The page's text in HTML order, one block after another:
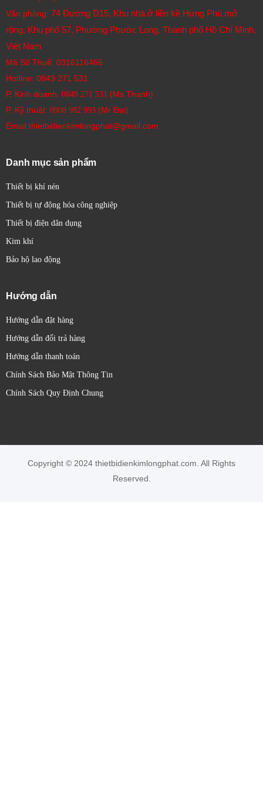
Văn phòng: 74 Đường D15, Khu nhà ở liền kề Hưng Phú mở
rộng, Khu phố 57, Phường Phước Long, Thành phố Hồ Chí Minh,
Việt Nam
Mã Số Thuế: 0316116466
Hotline: 0849 271 531
P. Kinh doanh: 0849 271 531 (Ms Thanh)
P. Kỹ thuật: 0908 982 993​ (Mr Đại)
Email:thietbidienkimlongphat@gmail.com
Danh mục sản phẩm
Thiết bị khí nén
Thiết bị tự động hóa công nghiệp
Thiết bị điện dân dụng
Kim khí
Bảo hộ lao động
Hướng dẫn
Hướng dẫn đặt hàng
Hướng dẫn đổi trả hàng
Hướng dẫn thanh toán
Chính Sách Bảo Mật Thông Tin
Chính Sách Quy Định Chung
Copyright © 2024 thietbidienkimlongphat.com. All Rights
Reserved.